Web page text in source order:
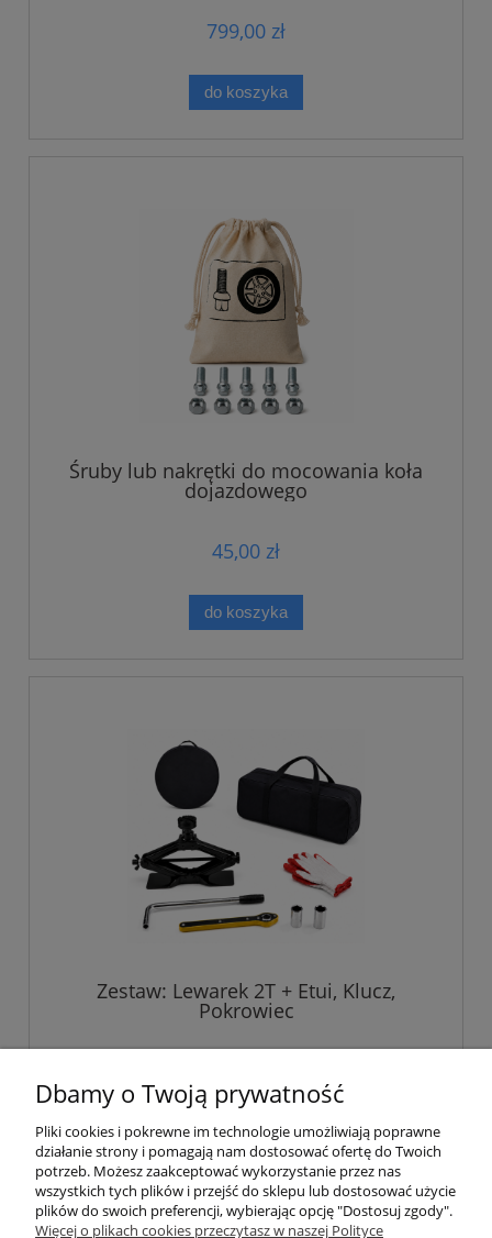
799,00 zł
do koszyka
Śruby lub nakrętki do mocowania koła
dojazdowego
45,00 zł
do koszyka
Zestaw: Lewarek 2T + Etui, Klucz,
Pokrowiec
do koszyka
Pomoc
Dbamy o Twoją prywatność
Pliki cookies i pokrewne im technologie umożliwiają poprawne
działanie strony i pomagają nam dostosować ofertę do Twoich
potrzeb. Możesz zaakceptować wykorzystanie przez nas
wszystkich tych plików i przejść do sklepu lub dostosować użycie
plików do swoich preferencji, wybierając opcję "Dostosuj zgody".
Więcej o plikach cookies przeczytasz w naszej Polityce